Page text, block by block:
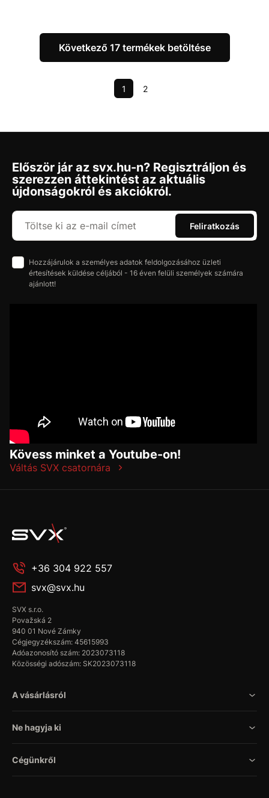
Következő 17 termékek betöltése
1 2
Először jár az svx.hu-n? Regisztráljon és
szerezzen áttekintést az aktuális
újdonságokról és akciókról.
Feliratkozás
Hozzájárulok a személyes adatok feldolgozásához üzleti
értesítések küldése céljából - 16 éven felüli személyek számára
ajánlott!
Kövess minket a Youtube-on!
Váltás SVX csatornára
+36 304 922 557
svx@svx.hu
SVX s.r.o.
Považská 2
940 01 Nové Zámky
Cégjegyzékszám: 45615993
Adóazonosító szám: 2023073118
Közösségi adószám: SK2023073118
A vásárlásról
Ne hagyja ki
Cégünkről